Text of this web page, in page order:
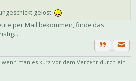
gelöst.
per Mail bekommen, finde das
Zitat
wenn man es kurz vor dem Verzehr durch ein